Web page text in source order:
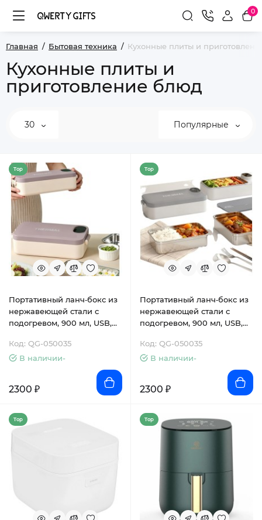
0
Главная Бытовая техника Кухонные плиты и
Кухонные плиты и
приготовление блюд
30 Популярные
Top
Портативный ланч‑бокс из
нержавеющей стали с
подогревом, 900 мл, USB,
розовый
Код: QG-050035
В наличии-
2300 ₽
Top
Портативный ланч‑бокс из
нержавеющей стали с
подогревом, 900 мл, USB,
серый
Код: QG-050035
В наличии-
2300 ₽
Top Top